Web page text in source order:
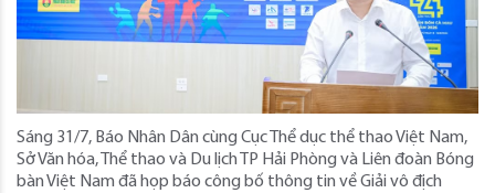
Sáng 31/7, Báo Nhân Dân cùng Cục Thể dục thể thao Việt Nam,
Sở Văn hóa, Thể thao và Du lịch TP Hải Phòng và Liên đoàn Bóng
bàn Việt Nam đã họp báo công bố thông tin về Giải vô địch